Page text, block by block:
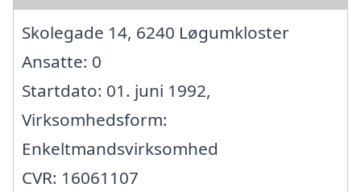
Skolegade 14, 6240 Løgumkloster
Ansatte: 0
Startdato: 01. juni 1992,
Virksomhedsform:
Enkeltmandsvirksomhed
CVR: 16061107